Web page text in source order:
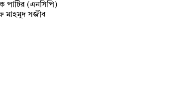
পার্টির (এনসিপি)
মাহমুদ সজীব